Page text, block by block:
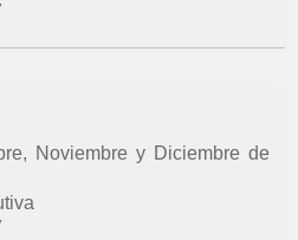
Noviembre y Diciembre de